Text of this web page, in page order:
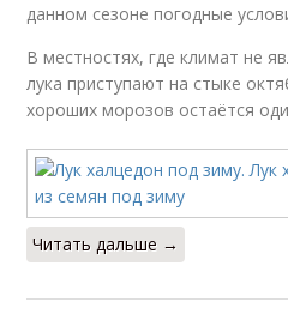
данном сезоне погодные
В местностях, где климат не
лука приступают на стыке
хороших морозов остаётся
Читать дальше →